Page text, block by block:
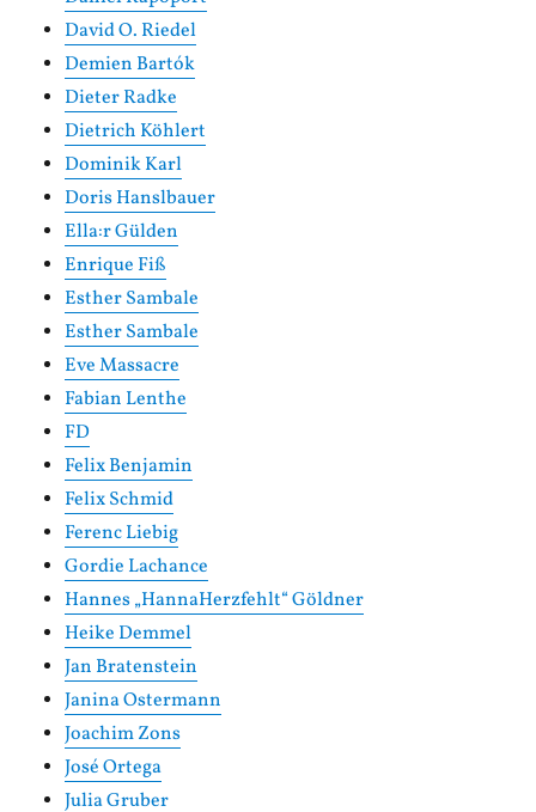
David O. Riedel
Demien Bartók
Dieter Radke
Dietrich Köhlert
Dominik Karl
Doris Hanslbauer
Ella:r Gülden
Enrique Fiß
Esther Sambale
Esther Sambale
Eve Massacre
Fabian Lenthe
FD
Felix Benjamin
Felix Schmid
Ferenc Liebig
Gordie Lachance
Hannes „HannaHerzfehlt“ Göldner
Heike Demmel
Jan Bratenstein
Janina Ostermann
Joachim Zons
José Ortega
Julia Gruber